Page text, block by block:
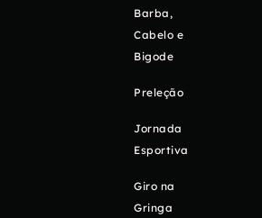
Barba,
Cabelo e
Bigode
Preleção
Jornada
Esportiva
Giro na
Gringa